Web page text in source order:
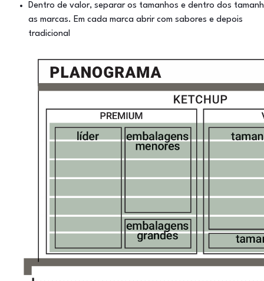
Dentro de valor, separar os tamanhos e dentro dos
as marcas. Em cada marca abrir com sabores e depois
tradicional